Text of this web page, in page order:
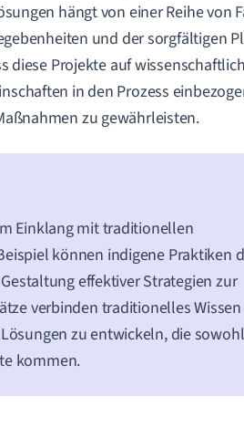
hängt von einer Reihe von
und der sorgfältigen
diese Projekte auf
in den Prozess
zu gewährleisten.
Einklang mit traditionellen
können indigene Praktiken
effektiver Strategien zur
verbinden traditionelles
zu entwickeln, die
kommen.